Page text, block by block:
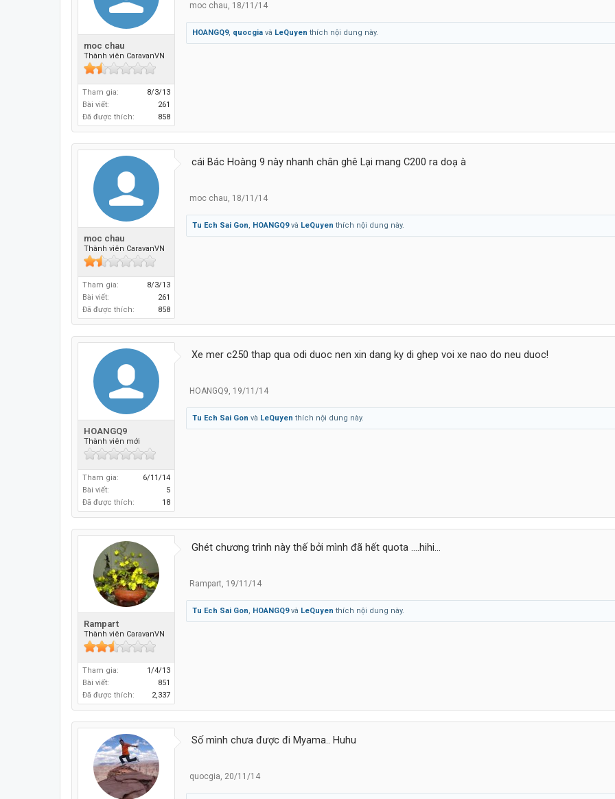
moc chau
Thành viên CaravanVN
Tham gia:
8/3/13
Bài viết:
261
Đã được thích:
858
moc chau, 18/11/14
HOANGQ9, quocgia và LeQuyen thích nội dung này.
moc chau
Thành viên CaravanVN
Tham gia:
8/3/13
Bài viết:
261
Đã được thích:
858
cái Bác Hoàng 9 này nhanh chân ghê Lại mang C200 ra doạ à
moc chau, 18/11/14
Tu Ech Sai Gon, HOANGQ9và LeQuyen thích nội dung này.
HOANGQ9
Thành viên mới
Tham gia:
6/11/14
Bài viết:
5
Đã được thích:
18
Xe mer c250 thap qua odi duoc nen xin dang ky di ghep voi xe nao do neu duoc!
HOANGQ9, 19/11/14
Tu Ech Sai Gon và LeQuyen thích nội dung này.
Rampart
Thành viên CaravanVN
Tham gia:
1/4/13
Bài viết:
851
Đã được thích:
2,337
Ghét chương trình này thế bởi mình đã hết quota ....hihi...
Rampart, 19/11/14
Tu Ech Sai Gon, HOANGQ9và LeQuyen thích nội dung này.
Số mình chưa được đi Myama.. Huhu
quocgia, 20/11/14